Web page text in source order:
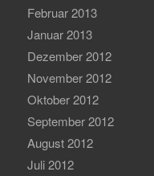
Februar 2013
Januar 2013
Dezember 2012
November 2012
Oktober 2012
September 2012
August 2012
Juli 2012